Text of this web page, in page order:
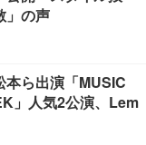
」の声
ら出演「MUSIC
」人気2公演、Lem